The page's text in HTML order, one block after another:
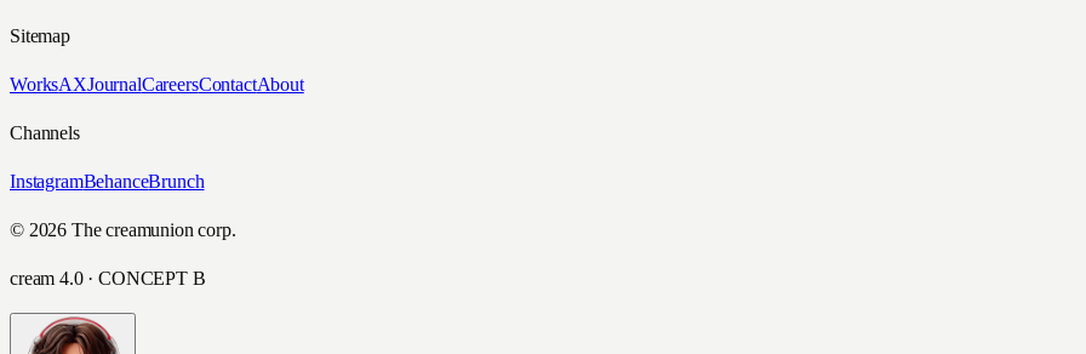
Sitemap
WorksAXJournalCareersContactAbout
Channels
InstagramBehanceBrunch
© 2026 The creamunion corp.
cream 4.0 · CONCEPT B